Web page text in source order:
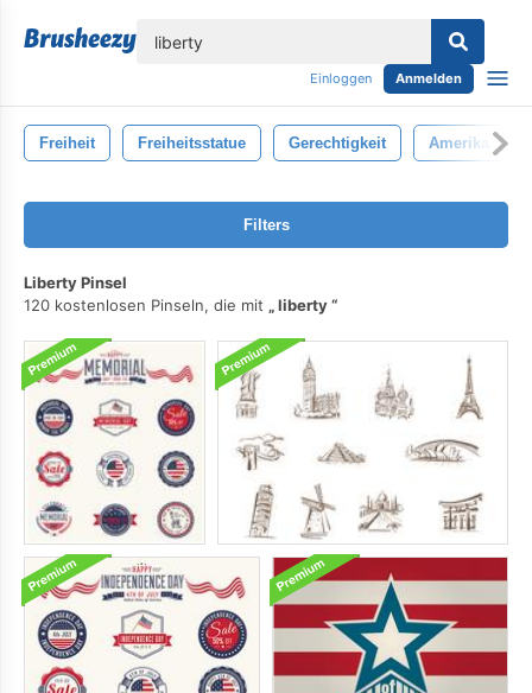
Einloggen Anmelden
Freiheit Freiheitsstatue Gerechtigkeit Amerika
Filters
Liberty Pinsel
120 kostenlosen Pinseln, die mit
liberty